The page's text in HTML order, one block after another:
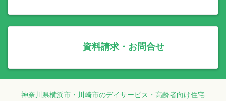
資料請求・お問合せ
神奈川県横浜市・川崎市のデイサービス・高齢者向け住宅